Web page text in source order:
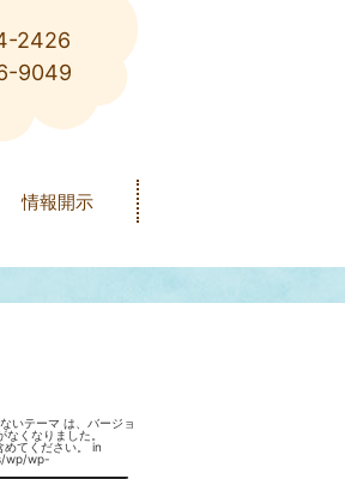
2426
9049
情報開示
いテーマ は、バージョ
くなりました。
てください。 in
wp/wp-